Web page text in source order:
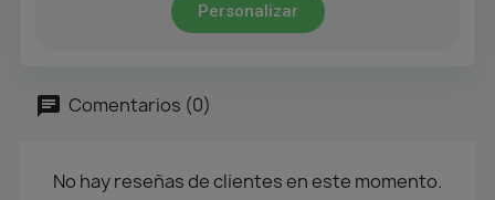
Personalizar
Comentarios (0)
No hay reseñas de clientes en este momento.